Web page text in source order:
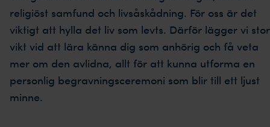
religiöst samfund och livsåskådning. För oss är det
viktigt att hylla det liv som levts. Därför lägger vi stor
vikt vid att lära känna dig som anhörig och få veta
mer om den avlidna, allt för att kunna utforma en
personlig begravningsceremoni som blir till ett ljust
minne.